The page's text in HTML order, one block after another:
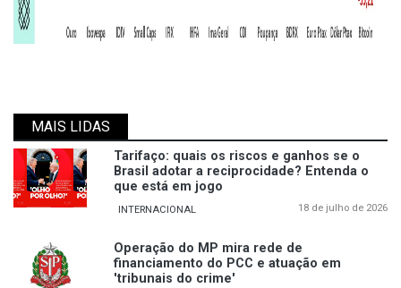
MAIS LIDAS
Tarifaço: quais os riscos e ganhos se o
Brasil adotar a reciprocidade? Entenda o
que está em jogo
INTERNACIONAL 18 de julho de 2026
Operação do MP mira rede de
financiamento do PCC e atuação em
'tribunais do crime'